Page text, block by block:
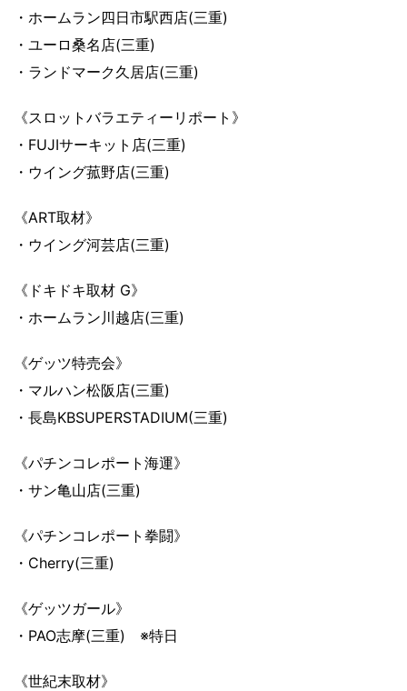
・ホームラン四日市駅西店(三重)
・ユーロ桑名店(三重)
・ランドマーク久居店(三重)
《スロットバラエティーリポート》
・FUJIサーキット店(三重)
・ウイング菰野店(三重)
《ART取材》
・ウイング河芸店(三重)
《ドキドキ取材 G》
・ホームラン川越店(三重)
《ゲッツ特売会》
・マルハン松阪店(三重)
・長島KBSUPERSTADIUM(三重)
《パチンコレポート海運》
・サン亀山店(三重)
《パチンコレポート拳闘》
・Cherry(三重)
《ゲッツガール》
・PAO志摩(三重) ※特日
《世紀末取材》